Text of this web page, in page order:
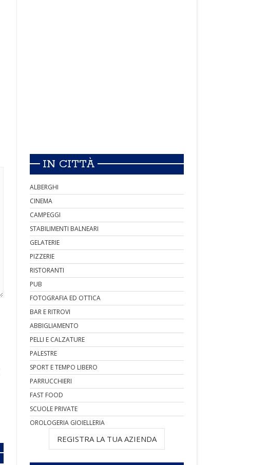
IN CITTÀ
ALBERGHI
CINEMA
CAMPEGGI
STABILIMENTI BALNEARI
GELATERIE
PIZZERIE
RISTORANTI
PUB
FOTOGRAFIA ED OTTICA
BAR E RITROVI
ABBIGLIAMENTO
PELLI E CALZATURE
PALESTRE
SPORT E TEMPO LIBERO
PARRUCCHIERI
FAST FOOD
SCUOLE PRIVATE
OROLOGERIA GIOIELLERIA
REGISTRA LA TUA AZIENDA